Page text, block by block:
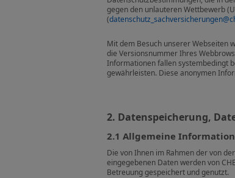
gegen den unlauteren Wettbewerb
(
Mit dem Besuch unserer Webseiten
die Versionsnummer Ihres
Informationen fallen systembedingt
gewährleisten. Diese anonymen
2. Datenspeicherung,
2.1 Allgemeine
Die von Ihnen im Rahmen der von
eingegebenen Daten werden von
Betreuung gespeichert und genutzt.